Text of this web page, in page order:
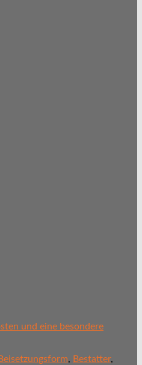
und eine besondere
Beisetzungsform, Bestatter,